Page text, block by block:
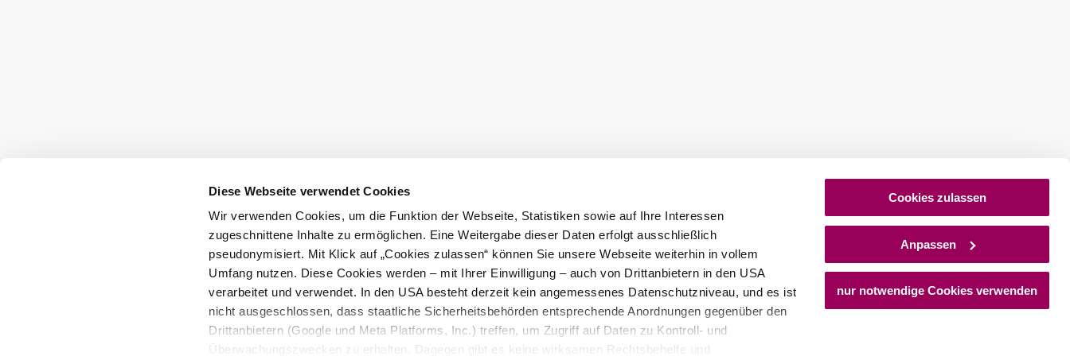
Diese Webseite verwendet Cookies
Wir verwenden Cookies, um die Funktion der Webseite, Statistiken sowie auf Ihre Interessen
zugeschnittene Inhalte zu ermöglichen. Eine Weitergabe dieser Daten erfolgt ausschließlich
pseudonymisiert. Mit Klick auf „Cookies zulassen“ können Sie unsere Webseite weiterhin in vollem
Umfang nutzen. Diese Cookies werden – mit Ihrer Einwilligung – auch von Drittanbietern in den USA
verarbeitet und verwendet. In den USA besteht derzeit kein angemessenes Datenschutzniveau, und es ist
nicht ausgeschlossen, dass staatliche Sicherheitsbehörden entsprechende Anordnungen gegenüber den
Drittanbietern (Google und Meta Platforms, Inc.) treffen, um Zugriff auf Daten zu Kontroll- und
Überwachungszwecken zu erhalten. Dagegen gibt es keine wirksamen Rechtsbehelfe und
Cookies zulassen
Anpassen
nur notwendige Cookies verwenden
Tourismusbüro Gumpoldskirchen
Haben Sie Fragen? Wir helfen Ihnen gerne weiter.
tourismus@gumpoldskirchen.at
ImpressumHaftungsausschluss